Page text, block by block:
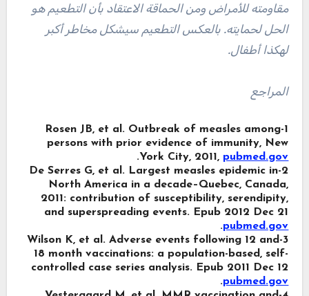
مقاومته للأمراض ومن الحماقة الاعتقاد بأن التطعيم هو
الحل لحمايته. بالعكس التطعيم سيشكل مخاطر أكبر
لهكذا أطفال.
المراجع
1-Rosen JB, et al. Outbreak of measles among
persons with prior evidence of immunity, New
York City, 2011, pubmed.gov
.
2-De Serres G, et al. Largest measles epidemic in
North America in a decade–Quebec, Canada,
2011: contribution of susceptibility, serendipity,
and superspreading events. Epub 2012 Dec 21
pubmed.gov
.
3-Wilson K, et al. Adverse events following 12 and
18 month vaccinations: a population-based, self-
controlled case series analysis. Epub 2011 Dec 12
pubmed.gov
.